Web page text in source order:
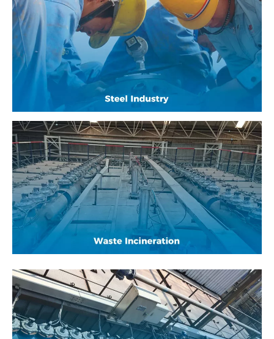
Sa tionscadal um bhaint deannaigh comhshaoil ​​
de mheaisín shintéirithe nua 2 × 480m2 i Steel
Co., Ltd., ghlac Suzhou XIECHANG
Environmental Protection Technology Co.,LTD
an teicneolaíocht ard-éifeachtúlachta um bhaint
deannaigh coigilte fuinnimh bunaithe ar Idirlíon
na rudaí agus foghlaim meaisín.
glacann sé 3 # pulse baghouse a úsáidtear le
haghaidh cóireáil íonú gáis eireaball i ngléasra
cumhachta loscadh dramhaíola de chuid
cuideachta teoranta fuinnimh comhshaoil ​​​​
réiteach teicniúil de chomhla cuisle Chliste,